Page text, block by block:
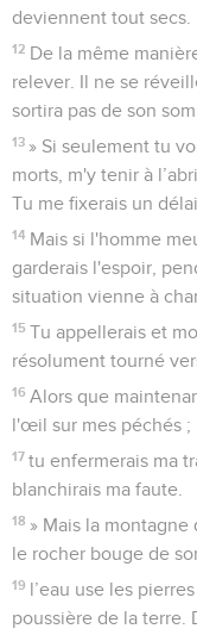
deviennent tout secs.
12 De la même
relever. Il ne se
sortira pas de son
13 » Si seulement tu
morts, m'y tenir à
Tu me fixerais un
14 Mais si l'homme
garderais l'espoir,
situation vienne à
15 Tu appellerais et
résolument tourné
16 Alors que
l'œil sur mes péchés ;
17 tu enfermerais ma
blanchirais ma faute.
18 » Mais la
le rocher bouge de
19 l’eau use les
poussière de la terre.